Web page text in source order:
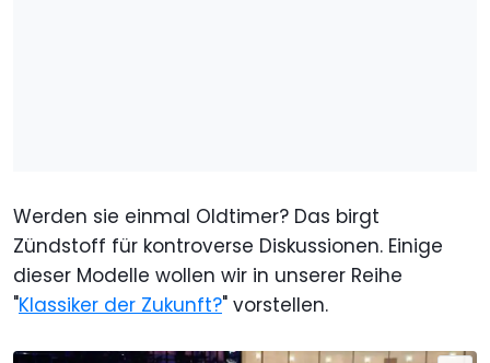
Werden sie einmal Oldtimer? Das birgt
Zündstoff für kontroverse Diskussionen. Einige
dieser Modelle wollen wir in unserer Reihe
"Klassiker der Zukunft?" vorstellen.